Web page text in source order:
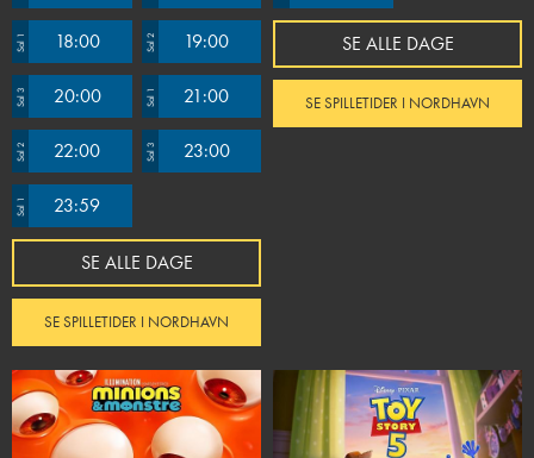
Sal 1 18:00 Sal 2 19:00
Sal 3 20:00 Sal 1 21:00
Sal 2 22:00 Sal 3 23:00
Sal 1 23:59
SE ALLE DAGE
SE SPILLETIDER I NORDHAVN
SE ALLE DAGE
SE SPILLETIDER I NORDHAVN